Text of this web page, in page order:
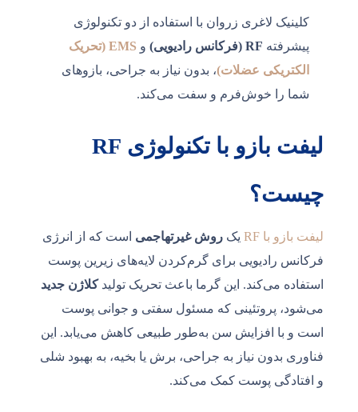
کلینیک لاغری زروان با استفاده از دو تکنولوژی
پیشرفته RF (فرکانس رادیویی) و
EMS (تحریک
الکتریکی عضلات)، بدون نیاز به جراحی، بازوهای
شما را خوش‌فرم و سفت می‌کند.
لیفت بازو با تکنولوژی RF
چیست؟
لیفت بازو با RF یک روش غیرتهاجمی است که از انرژی
فرکانس رادیویی برای گرم‌کردن لایه‌های زیرین پوست
استفاده می‌کند. این گرما باعث تحریک تولیدکلاژن جدید
می‌شود، پروتئینی که مسئول سفتی و جوانی پوست
است و با افزایش سن به‌طور طبیعی کاهش می‌یابد. این
فناوری بدون نیاز به جراحی، برش یا بخیه، به بهبود شلی
و افتادگی پوست کمک می‌کند.